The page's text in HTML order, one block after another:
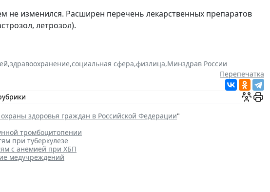
не изменился. Расширен перечень лекарственных препаратов
летрозол).
,здравоохранение,социальная сфера,физлица,Минздрав России
Перепечатка
здоровья граждан в Российской Федерации"
тромбоцитопении
при туберкулезе
с анемией при ХБП
медучреждений